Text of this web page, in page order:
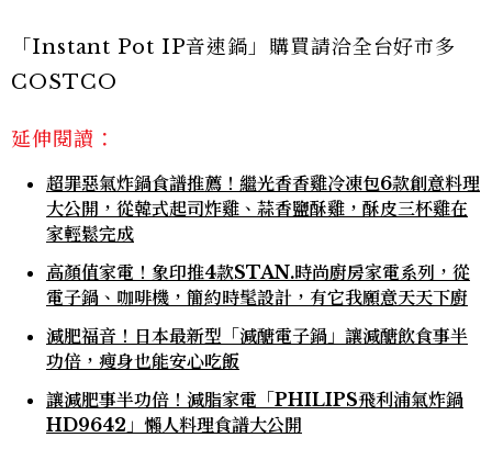
「Instant Pot IP音速鍋」購買請洽全台好市多
COSTCO
延伸閱讀：
超罪惡氣炸鍋食譜推薦！繼光香香雞冷凍包6款創意料理
大公開，從韓式起司炸雞、蒜香鹽酥雞，酥皮三杯雞在
家輕鬆完成
高顏值家電！象印推4款STAN.時尚廚房家電系列，從
電子鍋、咖啡機，簡約時髦設計，有它我願意天天下廚
減肥福音！日本最新型「減醣電子鍋」讓減醣飲食事半
功倍，瘦身也能安心吃飯
讓減肥事半功倍！減脂家電「PHILIPS飛利浦氣炸鍋
HD9642」懶人料理食譜大公開